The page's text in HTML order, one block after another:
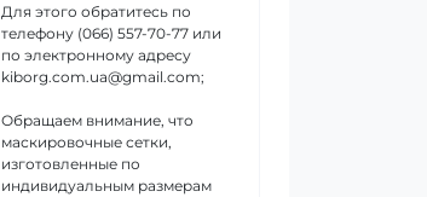
Для этого обратитесь по
телефону (066) 557-70-77 или
по электронному адресу
kiborg.com.ua@gmail.com;
Обращаем внимание, что
маскировочные сетки,
изготовленные по
индивидуальным размерам